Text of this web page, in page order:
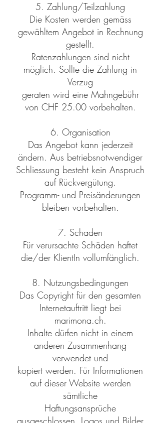
5. Zahlung/Teilzahlung
Die Kosten werden gemäss
gewähltem Angebot in Rechnung
gestellt.
Ratenzahlungen sind nicht
möglich. Sollte die Zahlung in
Verzug
geraten wird eine Mahngebühr
von CHF 25.00 vorbehalten.
6. Organisation
Das Angebot kann jederzeit
ändern. Aus betriebsnotwendiger
Schliessung besteht kein Anspruch
auf Rückvergütung.
Programm- und Preisänderungen
bleiben vorbehalten.
7. Schaden
Für verursachte Schäden haftet
die/der KlientIn vollumfänglich.
8. Nutzungsbedingungen
Das Copyright für den gesamten
Internetauftritt liegt bei
marimona.ch.
Inhalte dürfen nicht in einem
anderen Zusammenhang
verwendet und
kopiert werden. Für Informationen
auf dieser Website werden
sämtliche
Haftungsansprüche
ausgeschlossen. Logos und Bilder